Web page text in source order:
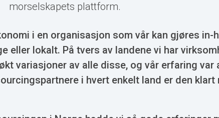
morselskapets plattform.
i en organisasjon som vår kan gjøres in-
eller lokalt. På tvers av landene vi har
variasjoner av alle disse, og vår erfaring var
i hvert enkelt land er den